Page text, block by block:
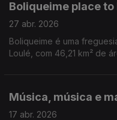
Boliqueime place to
27 abr. 2026
Boliqueime é uma
Loulé, com 46,21 km² de
Música, música e
17 abr. 2026